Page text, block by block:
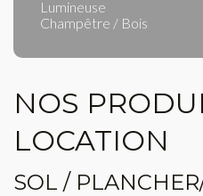
Lumineuse
Champêtre / Bois
NOS
LOCATION
SOL /